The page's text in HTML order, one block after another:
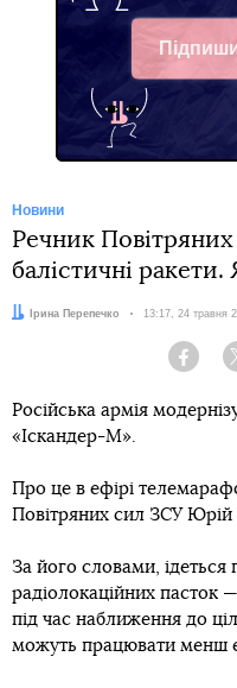
Telegram
Новини
Речник
балістичні ракети.
Автор:Ірина Перепечко Дата:
13:17, 24 травня
Російська армія
«Іскандер-М».
Про це в ефірі
Повітряних сил ЗСУ Юрій
За його словами, ідеться
радіолокаційних пасток
під час наближення до
можуть працювати менш